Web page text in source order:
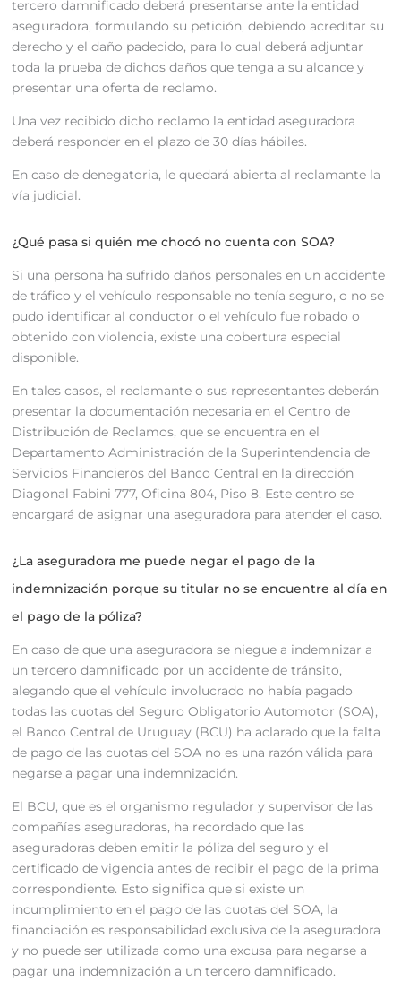
tercero damnificado deberá presentarse ante la entidad
aseguradora, formulando su petición, debiendo acreditar su
derecho y el daño padecido, para lo cual deberá adjuntar
toda la prueba de dichos daños que tenga a su alcance y
presentar una oferta de reclamo.
Una vez recibido dicho reclamo la entidad aseguradora
deberá responder en el plazo de 30 días hábiles.
En caso de denegatoria, le quedará abierta al reclamante la
vía judicial.
¿Qué pasa si quién me chocó no cuenta con SOA?
Si una persona ha sufrido daños personales en un accidente
de tráfico y el vehículo responsable no tenía seguro, o no se
pudo identificar al conductor o el vehículo fue robado o
obtenido con violencia, existe una cobertura especial
disponible.
En tales casos, el reclamante o sus representantes deberán
presentar la documentación necesaria en el Centro de
Distribución de Reclamos, que se encuentra en el
Departamento Administración de la Superintendencia de
Servicios Financieros del Banco Central en la dirección
Diagonal Fabini 777, Oficina 804, Piso 8. Este centro se
encargará de asignar una aseguradora para atender el caso.
¿La aseguradora me puede negar el pago de la
indemnización porque su titular no se encuentre al día en
el pago de la póliza?
En caso de que una aseguradora se niegue a indemnizar a
un tercero damnificado por un accidente de tránsito,
alegando que el vehículo involucrado no había pagado
todas las cuotas del Seguro Obligatorio Automotor (SOA),
el Banco Central de Uruguay (BCU) ha aclarado que la falta
de pago de las cuotas del SOA no es una razón válida para
negarse a pagar una indemnización.
El BCU, que es el organismo regulador y supervisor de las
compañías aseguradoras, ha recordado que las
aseguradoras deben emitir la póliza del seguro y el
certificado de vigencia antes de recibir el pago de la prima
correspondiente. Esto significa que si existe un
incumplimiento en el pago de las cuotas del SOA, la
financiación es responsabilidad exclusiva de la aseguradora
y no puede ser utilizada como una excusa para negarse a
pagar una indemnización a un tercero damnificado.